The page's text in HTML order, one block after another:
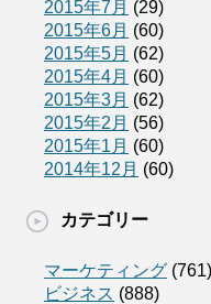
2015年7月 (29)
2015年6月 (60)
2015年5月 (62)
2015年4月 (60)
2015年3月 (62)
2015年2月 (56)
2015年1月 (60)
2014年12月 (60)
カテゴリー
マーケティング (761)
ビジネス (888)